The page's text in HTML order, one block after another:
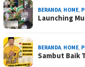
BERANDA, HOME,
Launching
BERANDA, HOME,
Sambut Baik